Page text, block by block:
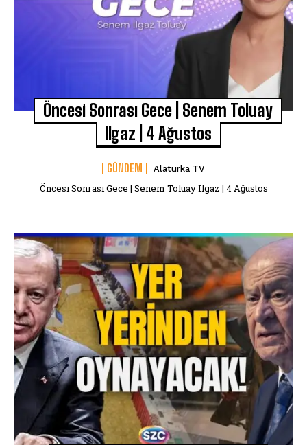
Öncesi Sonrası Gece | Senem Toluay
Ilgaz | 4 Ağustos
GÜNDEM Alaturka TV
Öncesi Sonrası Gece | Senem Toluay Ilgaz | 4 Ağustos